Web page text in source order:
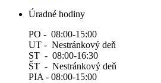
Úradné hodiny
PO - 08:00-15:00
UT - Nestránkový deň
ST - 08:00-16:30
ŠT - Nestránkový deň
PIA - 08:00-15:00